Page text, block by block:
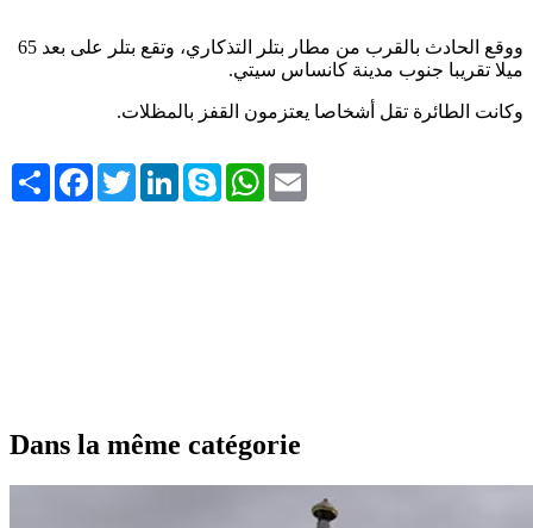
ووقع الحادث بالقرب من مطار بتلر التذكاري، وتقع بتلر على بعد 65
ميلا تقريبا جنوب مدينة كانساس سيتي.
وكانت الطائرة تقل أشخاصا يعتزمون القفز بالمظلات.
Share FacebookTwitterLinkedInSkype WhatsApp
Dans la même catégorie